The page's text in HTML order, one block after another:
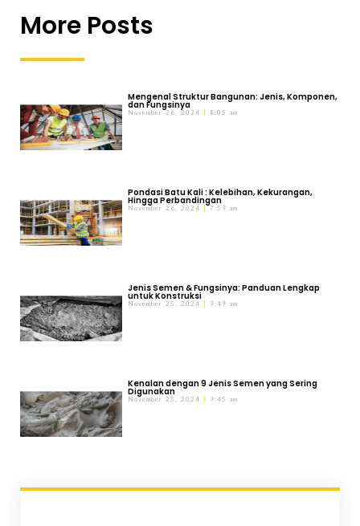
More Posts
Mengenal Struktur Bangunan: Jenis, Komponen,
dan Fungsinya
November 26, 2024 8:05 am
Pondasi Batu Kali : Kelebihan, Kekurangan,
Hingga Perbandingan
November 26, 2024 7:59 am
Jenis Semen & Fungsinya: Panduan Lengkap
untuk Konstruksi
November 25, 2024 9:49 am
Kenalan dengan 9 Jenis Semen yang Sering
Digunakan
November 25, 2024 9:45 am